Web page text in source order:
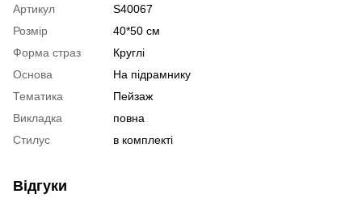
Артикул
S40067
Розмір
40*50 см
Форма страз
Круглі
Основа
На підрамнику
Тематика
Пейзаж
Викладка
повна
Стилус
в комплекті
Відгуки